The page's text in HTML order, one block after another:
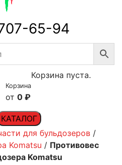
65-94
Корзина
0 ₽
Корзина пуста.
КАТАЛОГ
для бульдозеров /
Komatsu / Противовес
Komatsu